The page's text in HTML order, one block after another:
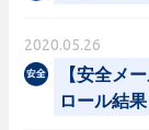
2020.05.26
【安全メ
ロール結果